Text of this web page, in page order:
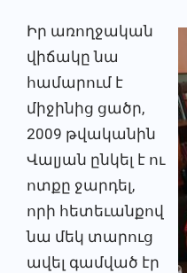
Իր առողջական
վիճակը նա
համարում է
միջինից ցածր,
2009 թվականին
Վալյան ընկել է ու
ոտքը ջարդել,
որի հետեւանքով
նա մեկ տարուց
ավել գամված էր